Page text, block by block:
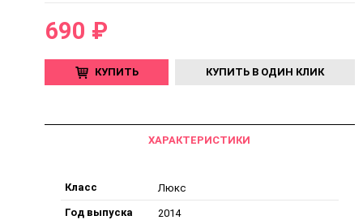
690 ₽
КУПИТЬ КУПИТЬ В ОДИН КЛИК
ХАРАКТЕРИСТИКИ
Класс
Люкс
Год выпуска
2014